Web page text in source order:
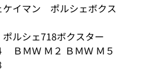
イマン ポルシェボクス
ルシェ718ボクスター
ＢＭＷ Ｍ２ ＢＭＷ Ｍ５